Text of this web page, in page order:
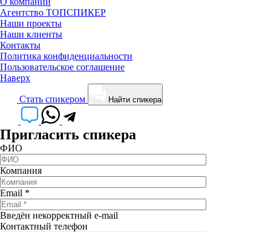
Агентство ТОПСПИКЕР
Наши проекты
Наши клиенты
Контакты
Политика конфиденциальности
Пользовательское соглашение
Наверх
Cтать спикером Найти спикера
Пригласить спикера
ФИО
Компания
Email *
Введён некорректный e-mail
Контактный телефон